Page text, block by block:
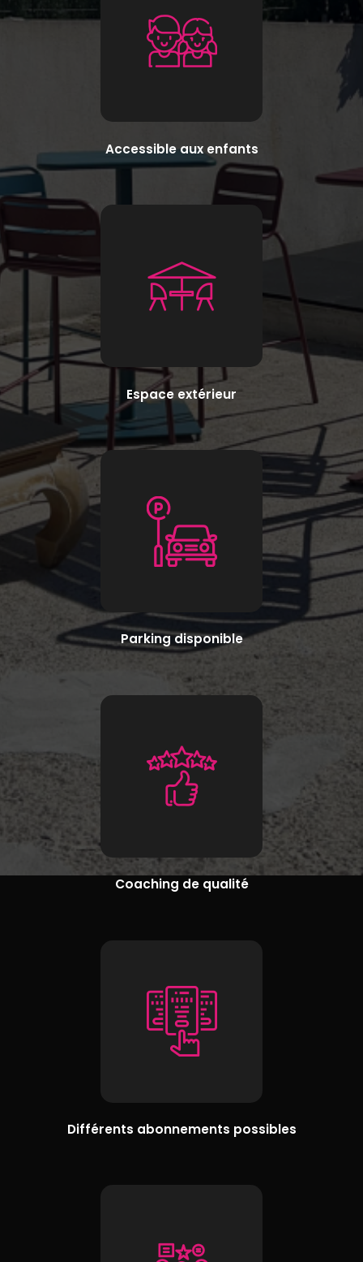
Accessible aux enfants
Espace extérieur
Parking disponible
Coaching de qualité
Différents abonnements possibles